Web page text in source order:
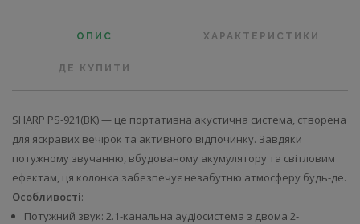
ОПИС ХАРАКТЕРИСТИКИ
ДЕ КУПИТИ
SHARP PS-921(BK) — це портативна акустична система, створена
для яскравих вечірок та активного відпочинку. Завдяки
потужному звучанню, вбудованому акумулятору та світловим
ефектам, ця колонка забезпечує незабутню атмосферу будь-де.
Особливості:
Потужний звук: 2.1-канальна аудіосистема з двома 2-